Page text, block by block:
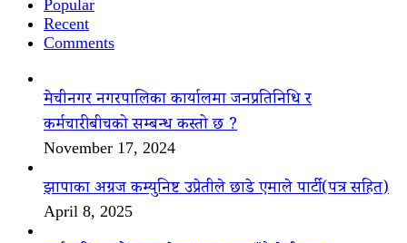
Popular
Recent
Comments
मेचीनगर नगरपालिका कार्यालमा जनप्रतिनिधि र
कर्मचारीबीचको सम्बन्ध कस्तो छ ?
November 17, 2024
झापाका अग्रज कम्युनिष्ट उप्रेतीले छाडे एमाले पार्टी(पत्र सहित)
April 8, 2025